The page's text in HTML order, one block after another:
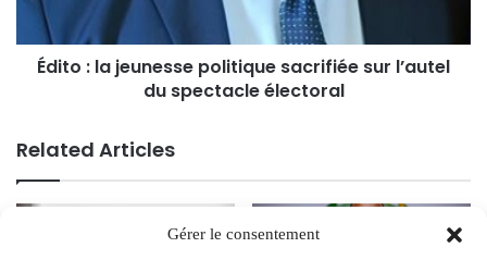
Gérer le consentement
Édito : la jeunesse politique sacrifiée sur l’autel
du spectacle électoral
Related Articles